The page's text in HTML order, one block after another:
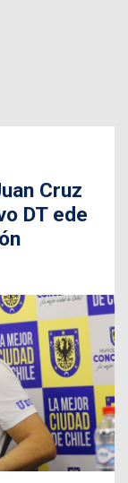
Cruz
DT ede